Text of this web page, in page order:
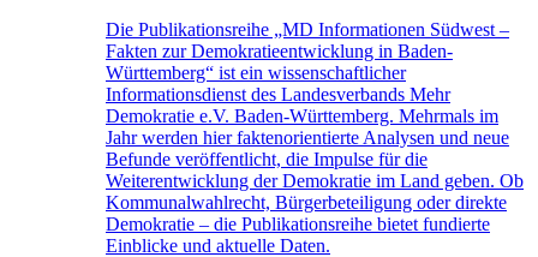
Die Publikationsreihe „MD Informationen Südwest –
Fakten zur Demokratieentwicklung in Baden-
Württemberg“ ist ein wissenschaftlicher
Informationsdienst des Landesverbands Mehr
Demokratie e.V. Baden-Württemberg. Mehrmals im
Jahr werden hier faktenorientierte Analysen und neue
Befunde veröffentlicht, die Impulse für die
Weiterentwicklung der Demokratie im Land geben. Ob
Kommunalwahlrecht, Bürgerbeteiligung oder direkte
Demokratie – die Publikationsreihe bietet fundierte
Einblicke und aktuelle Daten.